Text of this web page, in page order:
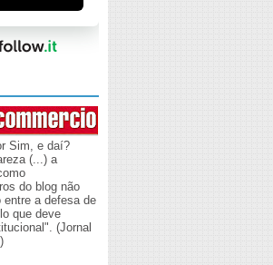
Sim, e daí?
(...) a
do blog não
entre a defesa de
que deve
(Jornal